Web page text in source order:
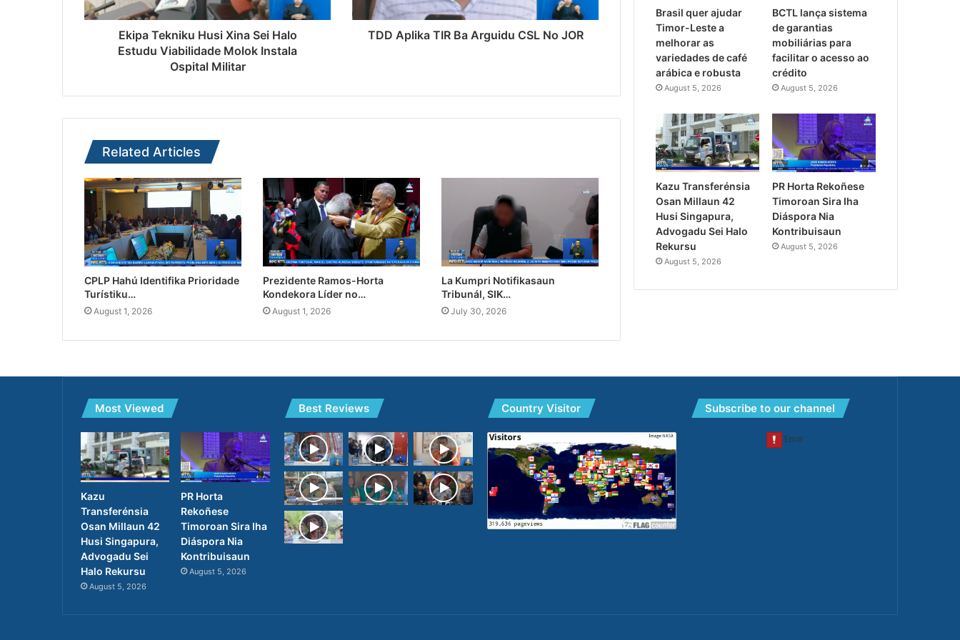
Ekipa Tekniku Husi Xina Sei Halo
Estudu Viabilidade Molok Instala
Ospital Militar
TDD Aplika TIR Ba Arguidu CSL No JOR
Related Articles
CPLP Hahú Identifika Prioridade
Turístiku…
August 1, 2026
Prezidente Ramos-Horta
Kondekora Líder no…
August 1, 2026
La Kumpri Notifikasaun
Tribunál, SIK…
July 30, 2026
Brasil quer ajudar
Timor-Leste a
melhorar as
variedades de café
arábica e robusta
August 5, 2026
BCTL lança sistema
de garantias
mobiliárias para
facilitar o acesso ao
crédito
August 5, 2026
Kazu Transferénsia
Osan Millaun 42
Husi Singapura,
Advogadu Sei Halo
Rekursu
August 5, 2026
PR Horta Rekoñese
Timoroan Sira Iha
Diáspora Nia
Kontribuisaun
August 5, 2026
Most Viewed
Kazu
Transferénsia
Osan Millaun 42
Husi Singapura,
Advogadu Sei
Halo Rekursu
August 5, 2026
PR Horta
Rekoñese
Timoroan Sira Iha
Diáspora Nia
Kontribuisaun
August 5, 2026
Best Reviews Country Visitor Subscribe to our channel